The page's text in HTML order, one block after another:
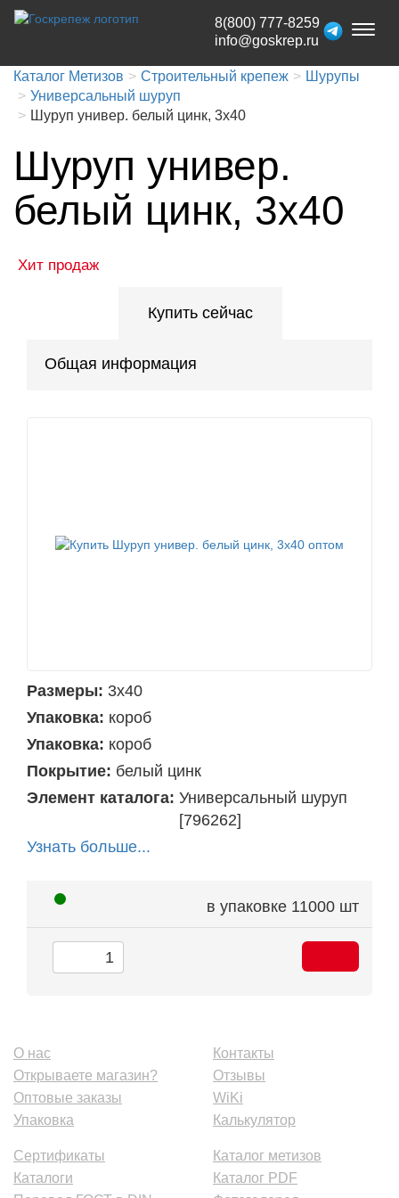
Toggle
8(800) 777-8259
info@goskrep.ru
Каталог Метизов Строительный крепеж
Шурупы
Универсальный шуруп
Шуруп универ. белый цинк, 3x40
Шуруп универ.
белый цинк, 3x40
Хит продаж
Купить сейчас
Общая информация
Размеры: 3х40
Упаковка: короб
Упаковка: короб
Покрытие: белый цинк
Элемент каталога: Универсальный шуруп
[796262]
Узнать больше...
в упаковке 11000 шт
О нас
Открываете магазин?
Оптовые заказы
Упаковка
Контакты
Отзывы
WiKi
Калькулятор
Сертификаты
Каталоги
Каталог метизов
Каталог PDF